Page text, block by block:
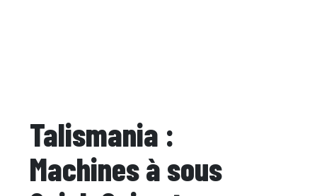
Talismania :
Machines à sous